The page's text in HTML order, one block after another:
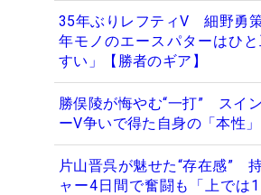
35年ぶりレフティV 細野勇
年モノのエースパターはひ
すい」【勝者のギア】
勝俣陵が悔やむ“一打” スイ
ーV争いで得た自身の「本性」
片山晋呉が魅せた“存在感”
ャー4日間で奮闘も「上では